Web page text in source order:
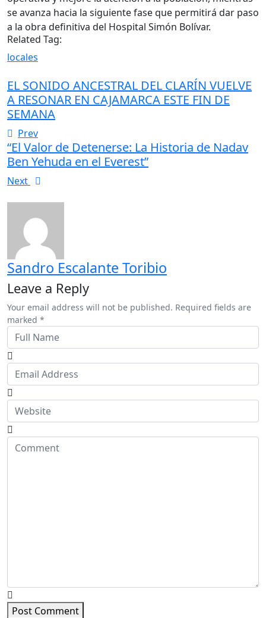
se avanza hacia la siguiente fase que permitirá dar paso
a la obra definitiva del Hospital Simón Bolívar.
Related Tag:
locales
EL SONIDO ANCESTRAL DEL CLARÍN VUELVE
A RESONAR EN CAJAMARCA ESTE FIN DE
SEMANA
Prev
“El Valor de Detenerse: La Historia de Nadav
Ben Yehuda en el Everest”
Next
Sandro Escalante Toribio
Leave a Reply
Your email address will not be published. Required fields are
marked *
Post Comment